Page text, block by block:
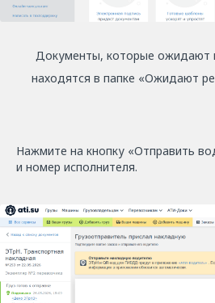
Документы, которые ожидают
находятся в папке «Ожидают
Нажмите на кнопку «Отправить
и номер исполнителя.